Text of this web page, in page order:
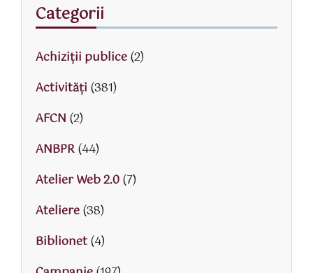
Categorii
Achiziții publice(2)
Activităţi (381)
AFCN (2)
ANBPR(44)
Atelier Web 2.0(7)
Ateliere(38)
Biblionet(4)